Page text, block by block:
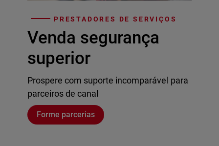
PRESTADORES DE SERVIÇOS
Venda segurança
superior
Prospere com suporte incomparável para
parceiros de canal
Forme parcerias